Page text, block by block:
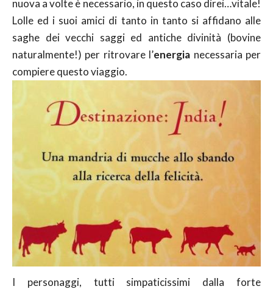
nuova a volte è necessario, in questo caso direi…vitale!
Lolle ed i suoi amici di tanto in tanto si affidano alle
saghe dei vecchi saggi ed antiche divinità (bovine
naturalmente!) per ritrovare l’energia necessaria per
compiere questo viaggio.
I personaggi, tutti simpaticissimi dalla forte